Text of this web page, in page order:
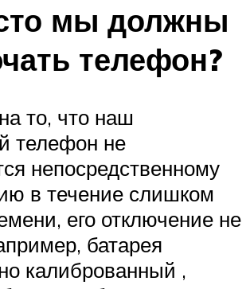
мы должны
телефон?
то, что наш
телефон не
непосредственному
в течение слишком
его отключение не
батарея
калиброванный ,